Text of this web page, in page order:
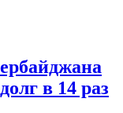
в 14 раз